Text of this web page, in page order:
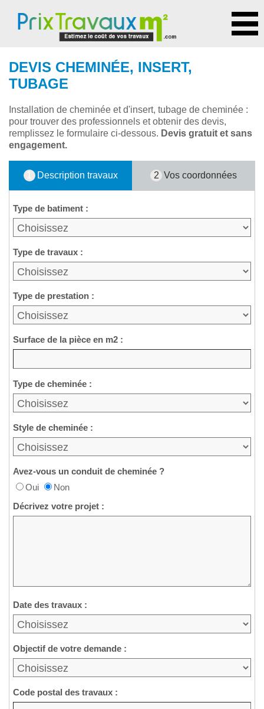
DEVIS CHEMINÉE, INSERT,
TUBAGE
Installation de cheminée et d'insert, tubage de cheminée :
pour trouver des professionnels et obtenir des devis,
remplissez le formulaire ci-dessous. Devis gratuit et sans
engagement.
Description travaux 2 Vos coordonnées
Type de batiment :
Type de travaux :
Type de prestation :
Surface de la pièce en m2 :
Type de cheminée :
Style de cheminée :
Avez-vous un conduit de cheminée ?
Oui
Non
Décrivez votre projet :
Date des travaux :
Objectif de votre demande :
Code postal des travaux :